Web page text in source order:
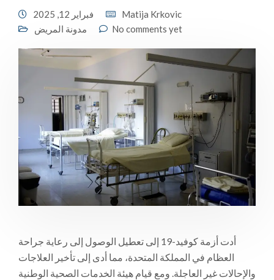
فبراير 12, 2025
Matija Krkovic
مدونة المريض
No comments yet
أدت أزمة كوفيد-19 إلى تعطيل الوصول إلى رعاية جراحة
العظام في المملكة المتحدة، مما أدى إلى تأخير العلاجات
والإحالات غير العاجلة. ومع قيام هيئة الخدمات الصحية الوطنية